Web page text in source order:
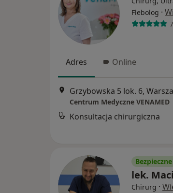
Flebolog ·
Adres Online
Grzybowska 5 lok. 6,
Centrum Medyczne VENAMED
Konsultacja chirurgiczna
lek.
Chirurg ·